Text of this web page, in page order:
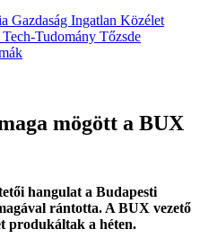
Gazdaság Ingatlan Közélet
Tech-Tudomány Tőzsde
mögött a BUX
hangulat a Budapesti
rántotta. A BUX vezető
produkáltak a héten.